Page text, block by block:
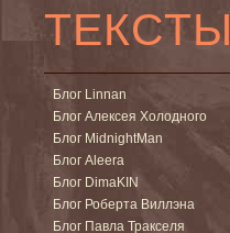
ТЕКСТЫ
Блог Linnan
Блог Алексея Холодного
Блог MidnightMan
Блог Aleera
Блог DimaKIN
Блог Роберта Виллэна
Блог Павла Тракселя